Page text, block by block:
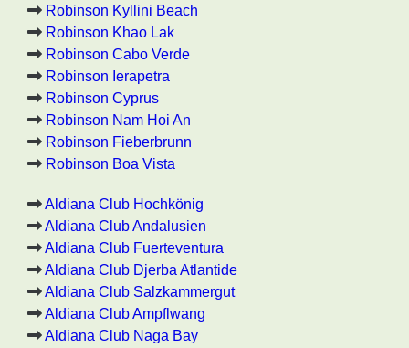
Robinson Kyllini Beach
Robinson Khao Lak
Robinson Cabo Verde
Robinson Ierapetra
Robinson Cyprus
Robinson Nam Hoi An
Robinson Fieberbrunn
Robinson Boa Vista
Aldiana Club Hochkönig
Aldiana Club Andalusien
Aldiana Club Fuerteventura
Aldiana Club Djerba Atlantide
Aldiana Club Salzkammergut
Aldiana Club Ampflwang
Aldiana Club Naga Bay